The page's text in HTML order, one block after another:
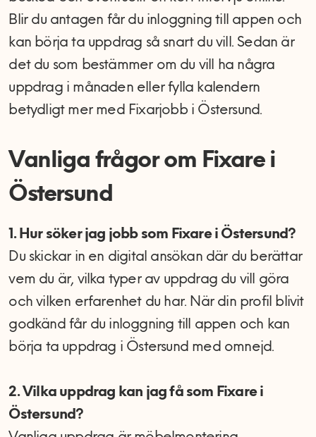
Blir du antagen får du inloggning till appen och
kan börja ta uppdrag så snart du vill. Sedan är
det du som bestämmer om du vill ha några
uppdrag i månaden eller fylla kalendern
betydligt mer med Fixarjobb i Östersund.
Vanliga frågor om Fixare i
Östersund
1. Hur söker jag jobb som Fixare i Östersund?
Du skickar in en digital ansökan där du berättar
vem du är, vilka typer av uppdrag du vill göra
och vilken erfarenhet du har. När din profil blivit
godkänd får du inloggning till appen och kan
börja ta uppdrag i Östersund med omnejd.
2. Vilka uppdrag kan jag få som Fixare i
Östersund?